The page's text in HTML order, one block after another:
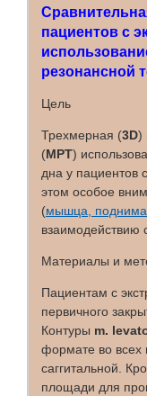
пациентов с
резонансной
Цель
Трехмерная (3D)
(МРТ)
дна у пациентов
этом особое
(мышца,
взаимодействию
Материалы и
Пациентам с
первичного
Контуры m.
формате во всех
саггитальной.
площади для